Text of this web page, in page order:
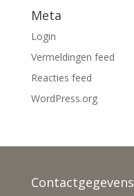
Meta
Login
Vermeldingen feed
Reacties feed
WordPress.org
Contactgegevens